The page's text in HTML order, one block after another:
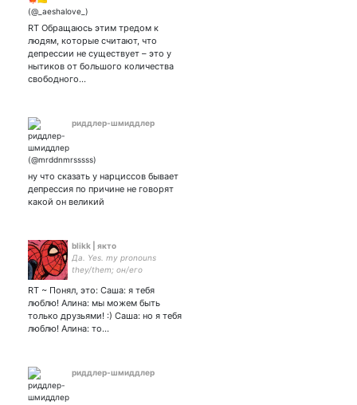
ты не говорил, просто не
не бойтесь меня.
RT Обращаюсь этим тредом к
людям, которые считают, что
депрессии не существует – это у
нытиков от большого количества
свободного…
риддлер-шмиддлер
ну что сказать у нарциссов бывает
депрессия по причине не говорят
какой он великий
blikk | якто
Да. Yes. my pronouns
they/them; он/его
RT ~ Понял, это: Саша: я тебя
люблю! Алина: мы можем быть
только друзьями! :) Саша: но я тебя
люблю! Алина: то…
риддлер-шмиддлер